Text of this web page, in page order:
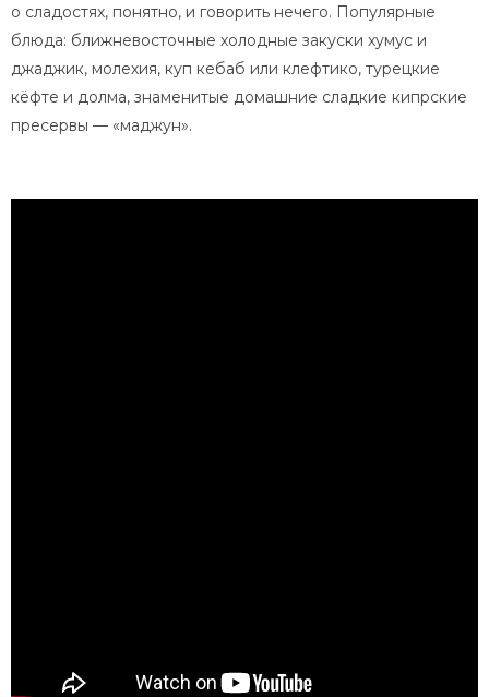
о сладостях, понятно, и говорить нечего. Популярные
блюда: ближневосточные холодные закуски хумус и
джаджик, молехия, куп кебаб или клефтико, турецкие
кёфте и долма, знаменитые домашние сладкие кипрские
пресервы — «маджун».